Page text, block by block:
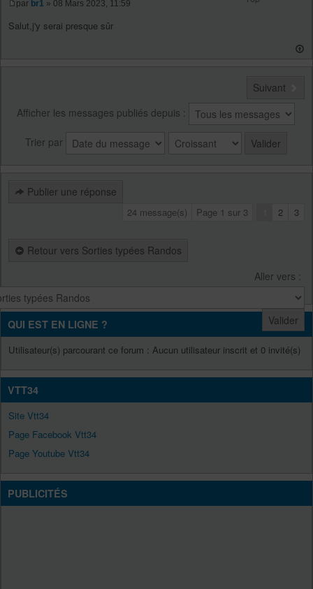
par br1 » 08 Mars 2023, 11:59
Salut,j'y serai presque sûr
Suivant
Afficher les messages publiés depuis :
Trier par
Publier une réponse
24 message(s) Page 1 sur 3 2 3
Retour vers Sorties typées Randos
Aller vers :
QUI EST EN LIGNE ?
Utilisateur(s) parcourant ce forum : Aucun utilisateur inscrit et 0 invité(s)
VTT34
Site Vtt34
Page Facebook Vtt34
Page Youtube Vtt34
PUBLICITÉS